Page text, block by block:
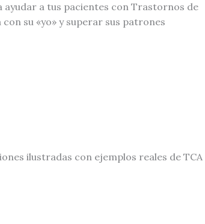
a tus pacientes con Trastornos de
su «yo» y superar sus patrones
ilustradas con ejemplos reales de TCA